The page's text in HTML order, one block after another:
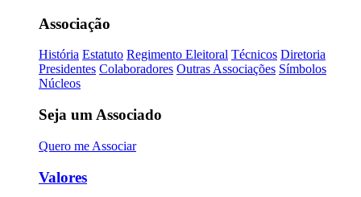
Associação
História Estatuto Regimento Eleitoral Técnicos Diretoria
Presidentes Colaboradores Outras Associações Símbolos
Núcleos
Seja um Associado
Quero me Associar
Valores